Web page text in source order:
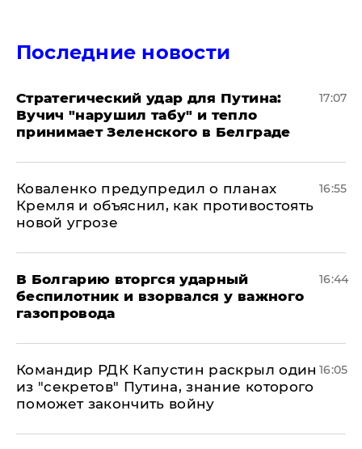
Последние новости
Стратегический удар для Путина:
Вучич "нарушил табу" и тепло
принимает Зеленского в Белграде
17:07
Коваленко предупредил о планах
Кремля и объяснил, как противостоять
новой угрозе
16:55
В Болгарию вторгся ударный
беспилотник и взорвался у важного
газопровода
16:44
Командир РДК Капустин раскрыл один
из "секретов" Путина, знание которого
поможет закончить войну
16:05